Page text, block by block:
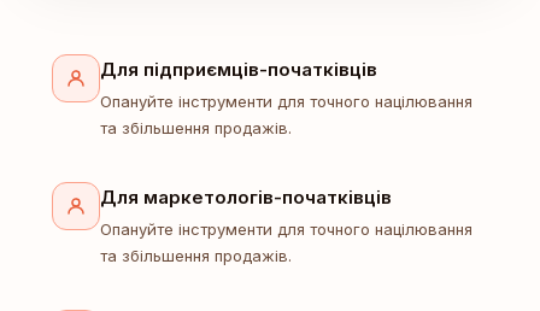
Для підприємців-початківців
Опануйте інструменти для точного націлювання
та збільшення продажів.
Для маркетологів-початківців
Опануйте інструменти для точного націлювання
та збільшення продажів.